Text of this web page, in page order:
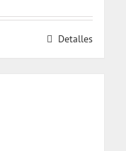
Detalles